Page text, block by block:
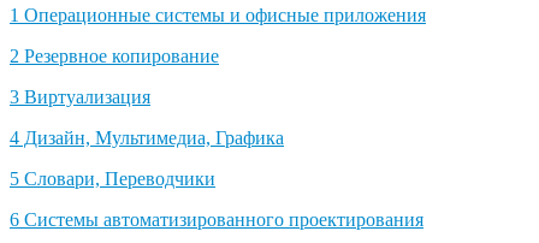
1 Операционные системы и офисные приложения
2 Резервное копирование
3 Виртуализация
4 Дизайн, Мультимедиа, Графика
5 Словари, Переводчики
6 Системы автоматизированного проектирования